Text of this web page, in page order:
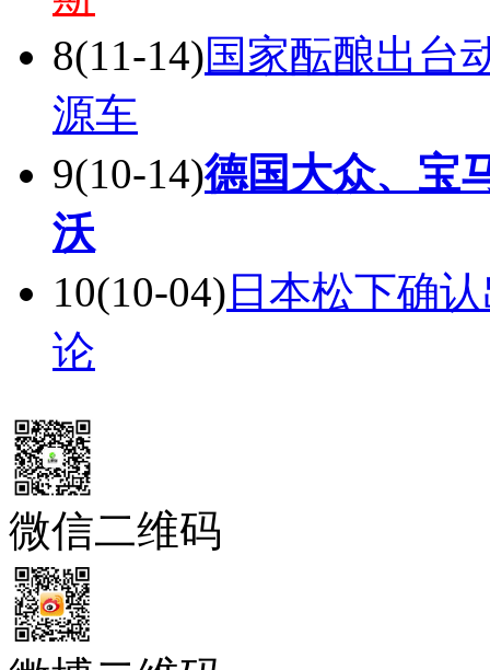
7(08-12) 中金公司组团
斯
8(11-14)
国家酝酿出台
源车
9(10-14)
德国大众、
沃
10
论
微信二维码